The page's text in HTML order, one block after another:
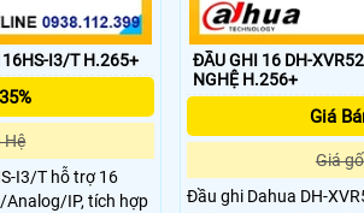
I3/T H.265+
Hệ
I3/T hỗ trợ 16
Analog/IP, tích hợp
ĐẦU GHI 16 DH-
NGHỆ H.256+
Giá
Giá
Đầu ghi Dahua DH-